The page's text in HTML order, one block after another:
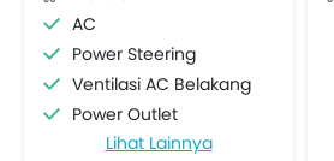
AC
Power Steering
Ventilasi AC Belakang
Power Outlet
Lingkar kemudi Dengan Tombol Multi Fungsi
Lihat Lainnya